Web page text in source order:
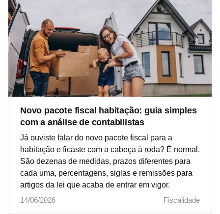
Novo pacote fiscal habitação: guia simples
com a análise de contabilistas
Já ouviste falar do novo pacote fiscal para a
habitação e ficaste com a cabeça à roda? É normal.
São dezenas de medidas, prazos diferentes para
cada uma, percentagens, siglas e remissões para
artigos da lei que acaba de entrar em vigor.
14/06/2026
Fiscalidade